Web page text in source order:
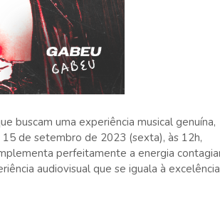
buscam uma experiência musical genuína,
de setembro de 2023 (sexta), às 12h,
perfeitamente a energia
audiovisual que se iguala à excelência